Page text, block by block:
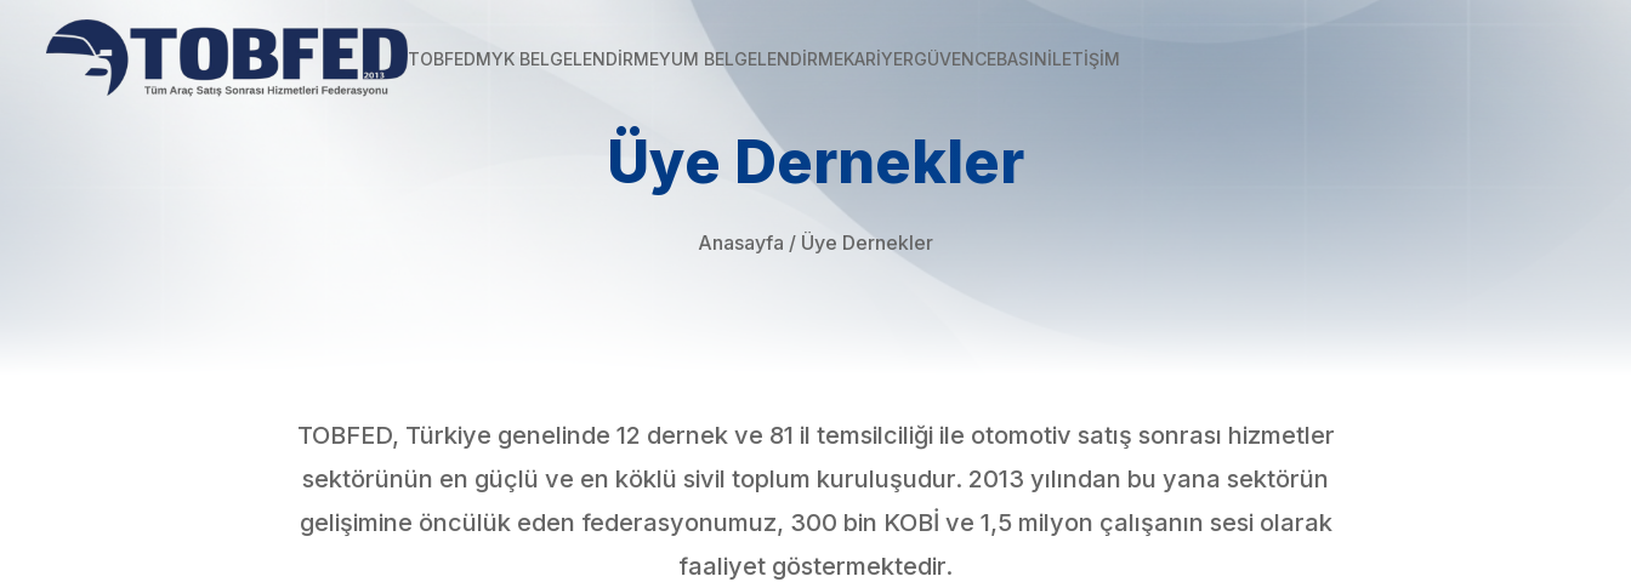
TOBFEDMYK BELGELENDİRMEYUM BELGELENDİRMEKARİYERGÜVENCEBASINİLETİŞİM
Üye Dernekler
Anasayfa / Üye Dernekler
TOBFED, Türkiye genelinde 12 dernek ve 81 il temsilciliği ile otomotiv satış sonrası hizmetler
sektörünün en güçlü ve en köklü sivil toplum kuruluşudur. 2013 yılından bu yana sektörün
gelişimine öncülük eden federasyonumuz, 300 bin KOBİ ve 1,5 milyon çalışanın sesi olarak
faaliyet göstermektedir.